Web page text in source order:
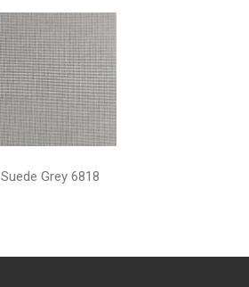
Suede Grey 6818